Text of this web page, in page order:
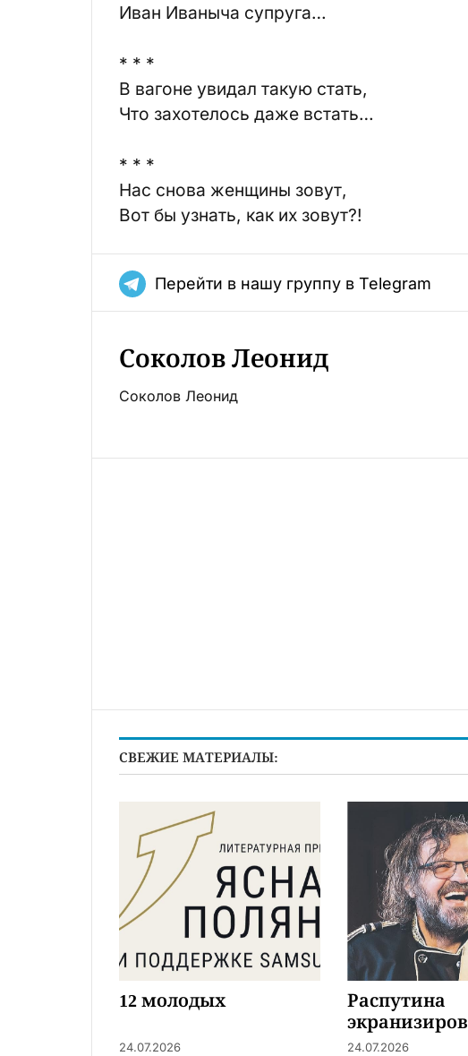
Иван Иваныча супруга…
* * *
В вагоне увидал такую стать,
Что захотелось даже встать…
* * *
Нас снова женщины зовут,
Вот бы узнать, как их зовут?!
Перейти в нашу группу в Telegram
Соколов Леонид
Соколов Леонид
СВЕЖИЕ МАТЕРИАЛЫ:
12 молодых
24.07.2026
Распутина
Сербии
24.07.2026